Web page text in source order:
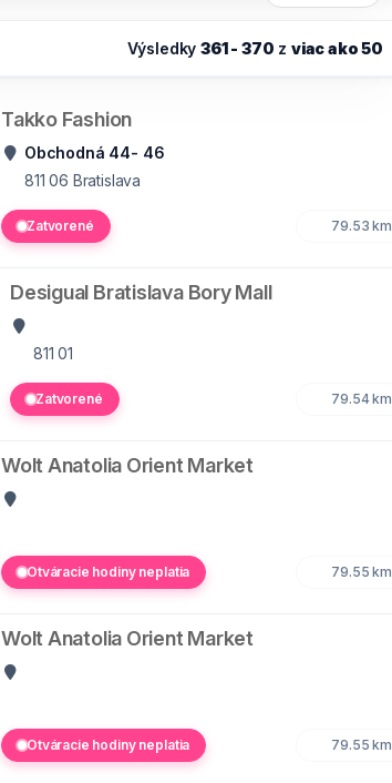
Výsledky 361 - 370 z viac ako 50
Takko Fashion
Obchodná 44- 46
811 06 Bratislava
Zatvorené 79.53 km
Desigual Bratislava Bory Mall
811 01
Zatvorené 79.54 km
Wolt Anatolia Orient Market
Otváracie hodiny neplatia 79.55 km
Wolt Anatolia Orient Market
Otváracie hodiny neplatia 79.55 km